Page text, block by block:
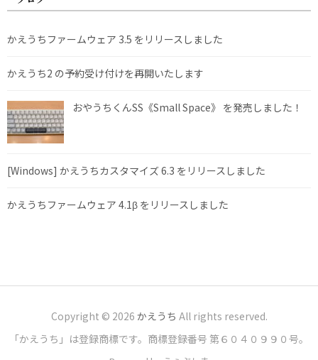
かえうちファームウェア 3.5 をリリースしました
かえうち2 の予約受け付けを再開いたします
おやうちくんSS《Small Space》 を発売しました！
[Windows] かえうちカスタマイズ 6.3 をリリースしました
かえうちファームウェア 4.1β をリリースしました
Copyright © 2026 かえうち All rights reserved.
「かえうち」は登録商標です。商標登録番号 第６０４０９９０号。